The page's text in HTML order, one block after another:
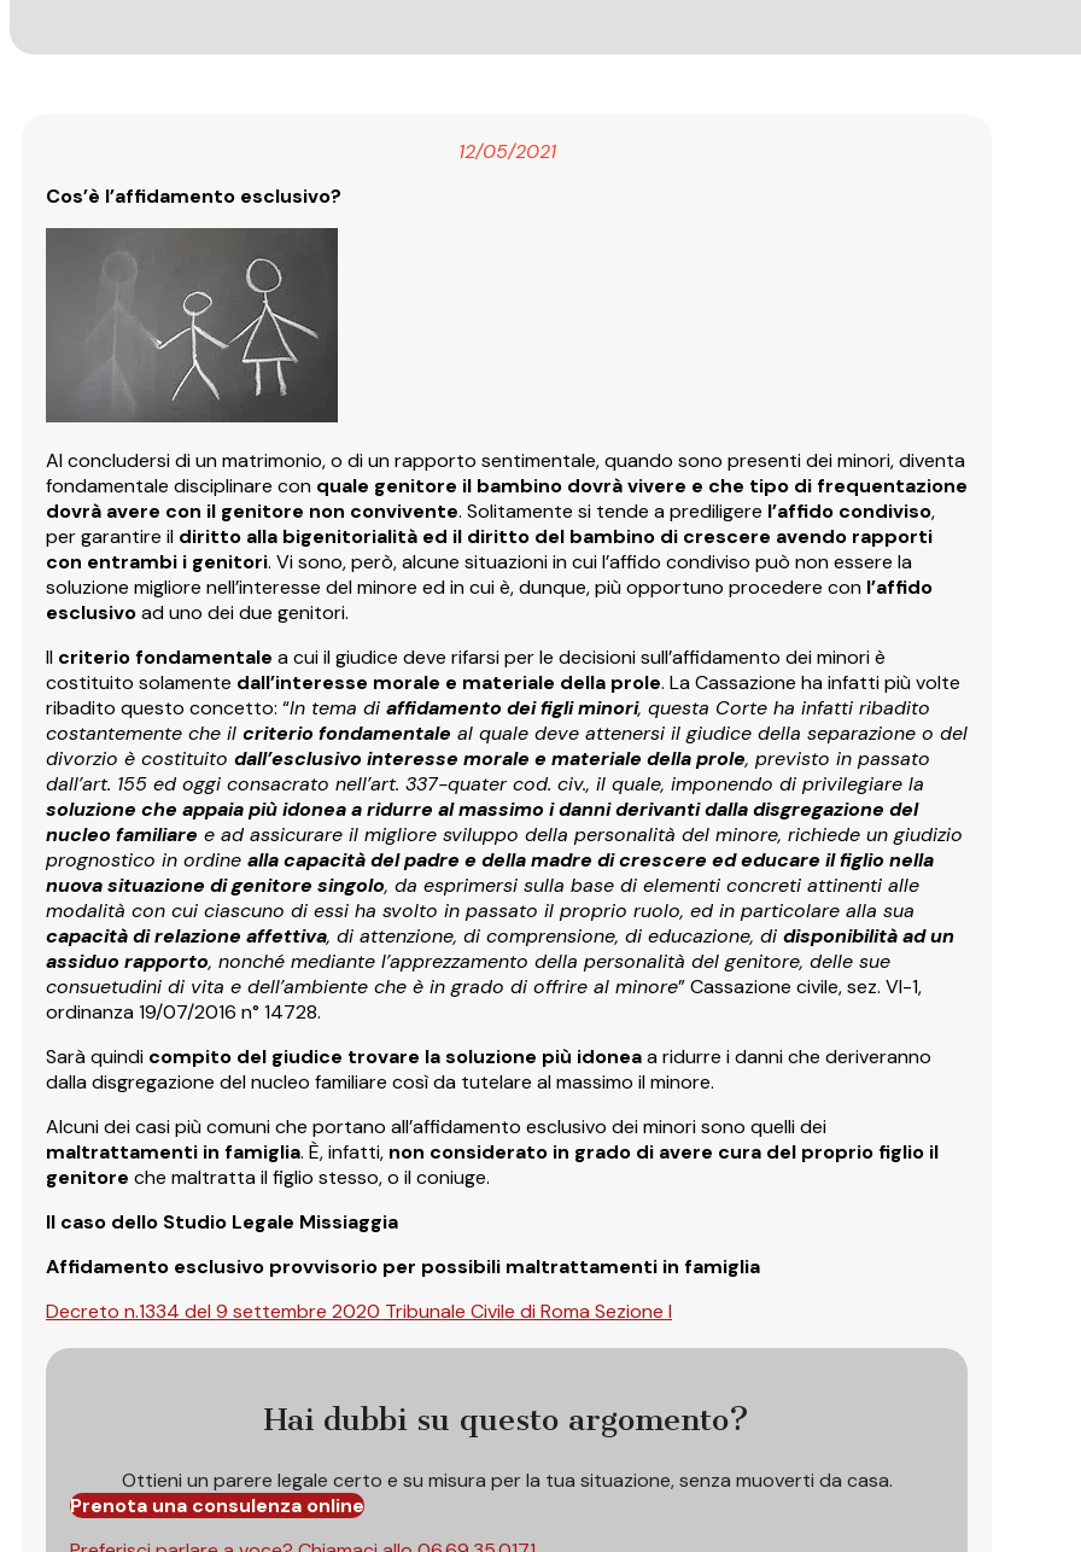
12/05/2021
Cos’è l’affidamento esclusivo?
Al concludersi di un matrimonio, o di un rapporto sentimentale, quando sono presenti dei minori, diventa
fondamentale disciplinare con quale genitore il bambino dovrà vivere e che tipo di frequentazione
dovrà avere con il genitore non convivente. Solitamente si tende a prediligere l’affido condiviso,
per garantire il diritto alla bigenitorialità ed il diritto del bambino di crescere avendo rapporti
con entrambi i genitori. Vi sono, però, alcune situazioni in cui l’affido condiviso può non essere la
soluzione migliore nell’interesse del minore ed in cui è, dunque, più opportuno procedere con l’affido
esclusivoad uno dei due genitori.
Il criterio fondamentale a cui il giudice deve rifarsi per le decisioni sull’affidamento dei minori è
costituito solamente dall’interesse morale e materiale della prole. La Cassazione ha infatti più volte
ribadito questo concetto: “In tema di affidamento dei figli minori, questa Corte ha infatti ribadito
costantemente che il criterio fondamentale al quale deve attenersi il giudice della separazione o del
divorzio è costituito dall’esclusivo interesse morale e materiale della prole, previsto in passato
dall’art. 155 ed oggi consacrato nell’art. 337-quater cod. civ., il quale, imponendo di privilegiare la
soluzione che appaia più idonea a ridurre al massimo i danni derivanti dalla disgregazione del
nucleo familiare e ad assicurare il migliore sviluppo della personalità del minore, richiede un giudizio
prognostico in ordine alla capacità del padre e della madre di crescere ed educare il figlio nella
nuova situazione di genitore singolo, da esprimersi sulla base di elementi concreti attinenti alle
modalità con cui ciascuno di essi ha svolto in passato il proprio ruolo, ed in particolare alla sua
capacità di relazione affettiva, di attenzione, di comprensione, di educazione, di disponibilità ad un
assiduo rapporto, nonché mediante l’apprezzamento della personalità del genitore, delle sue
consuetudini di vita e dell’ambiente che è in grado di offrire al minore” Cassazione civile, sez. VI-1,
ordinanza 19/07/2016 n° 14728.
Sarà quindi compito del giudice trovare la soluzione più idoneaa ridurre i danni che deriveranno
dalla disgregazione del nucleo familiare così da tutelare al massimo il minore.
Alcuni dei casi più comuni che portano all’affidamento esclusivo dei minori sono quelli dei
maltrattamenti in famiglia. È, infatti, non considerato in grado di avere cura del proprio figlio il
genitore che maltratta il figlio stesso, o il coniuge.
Il caso dello Studio Legale Missiaggia
Affidamento esclusivo provvisorio per possibili maltrattamenti in famiglia
Decreto n.1334 del 9 settembre 2020 Tribunale Civile di Roma Sezione I
Hai dubbi su questo argomento?
Ottieni un parere legale certo e su misura per la tua situazione, senza muoverti da casa.
Prenota una consulenza online